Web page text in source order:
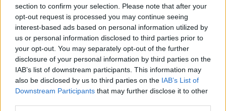
section to confirm your selection. Please note that after your
opt-out request is processed you may continue seeing
interest-based ads based on personal information utilized by
us or personal information disclosed to third parties prior to
your opt-out. You may separately opt-out of the further
disclosure of your personal information by third parties on the
IAB’s list of downstream participants. This information may
also be disclosed by us to third parties on the IAB’s List of
Downstream Participants that may further disclose it to other